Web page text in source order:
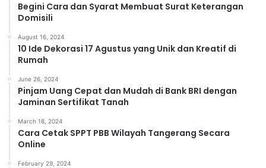
Begini Cara dan Syarat Membuat Surat Keterangan
Domisili
August 16, 2024
10 Ide Dekorasi 17 Agustus yang Unik dan Kreatif di
Rumah
June 26, 2024
Pinjam Uang Cepat dan Mudah di Bank BRI dengan
Jaminan Sertifikat Tanah
March 18, 2024
Cara Cetak SPPT PBB Wilayah Tangerang Secara
Online
February 29, 2024